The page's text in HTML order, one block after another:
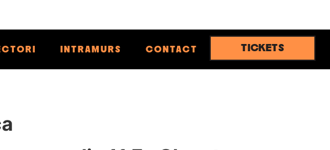
INTRAMURS CONTACT TICKETS